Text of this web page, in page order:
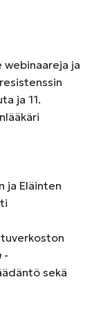
ja
ja 11.
ja Eläinten
-
sekä